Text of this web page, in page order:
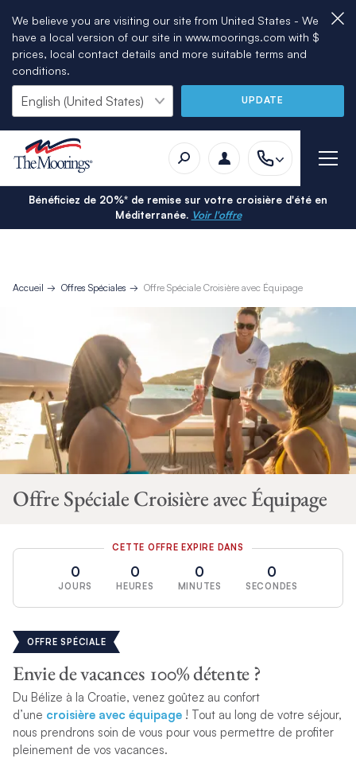
We believe you are visiting our site from United States - We
have a local version of our site in www.moorings.com with $
prices, local contact details and more suitable terms and
conditions.
UPDATE
Bénéficiez de 20%* de remise sur votre croisière d'été en
Méditerranée. Voir l'offre
Accueil Offres Spéciales Offre Spéciale Croisière avec Équipage
Offre Spéciale Croisière avec Équipage
CETTE OFFRE EXPIRE DANS
0
JOURS
0
HEURES
0
MINUTES
0
SECONDES
OFFRE SPÉCIALE
Envie de vacances 100% détente ?
Du Bélize à la Croatie, venez goûtez au confort
d’une croisière avec équipage! Tout au long de votre séjour,
nous prendrons soin de vous pour vous permettre de profiter
pleinement de vos vacances.